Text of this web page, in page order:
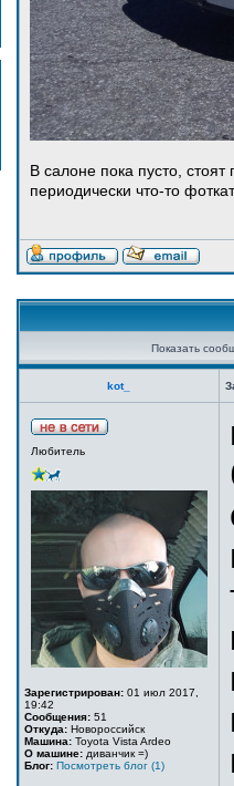
В салоне пока пусто,
периодически что-то
Показать
kot_
Любитель
Зарегистрирован: 01 июл 2017,
19:42
Сообщения: 51
Откуда: Новороссийск
Машина: Toyota Vista Ardeo
О машине: диванчик =)
Блог: Посмотреть блог (1)